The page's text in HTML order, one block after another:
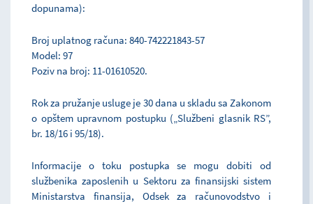
dopunama):
Broj uplatnog računa: 840-742221843-57
Model: 97
Poziv na broj: 11-01610520.
Rok za pružanje usluge je 30 dana u skladu sa Zakonom
o opštem upravnom postupku („Službeni glasnik RS”,
br. 18/16 i 95/18).
Informacije o toku postupka se mogu dobiti od
službenika zaposlenih u Sektoru za finansijski sistem
Ministarstva finansija, Odsek za računovodstvo i